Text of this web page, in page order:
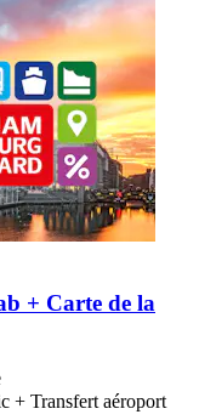
+ Carte de la
+ Transfert aéroport